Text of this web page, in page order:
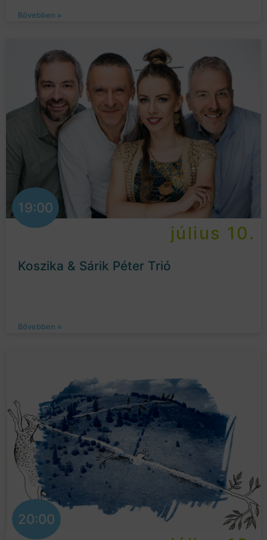
Bővebben »
19:00
július 10.
Koszika & Sárik Péter Trió
Bővebben »
20:00